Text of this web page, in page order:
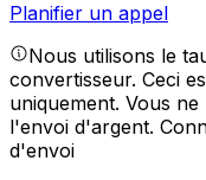
Planifier un appel
Nous utilisons le
convertisseur. Ceci
uniquement. Vous
l'envoi d'argent.
d'envoi